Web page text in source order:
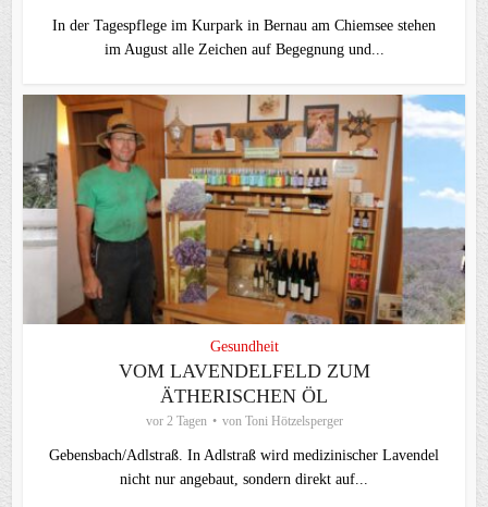
In der Tagespflege im Kurpark in Bernau am Chiemsee stehen
im August alle Zeichen auf Begegnung und...
Gesundheit
VOM LAVENDELFELD ZUM
ÄTHERISCHEN ÖL
vor 2 Tagen von Toni Hötzelsperger
Gebensbach/Adlstraß. In Adlstraß wird medizinischer Lavendel
nicht nur angebaut, sondern direkt auf...